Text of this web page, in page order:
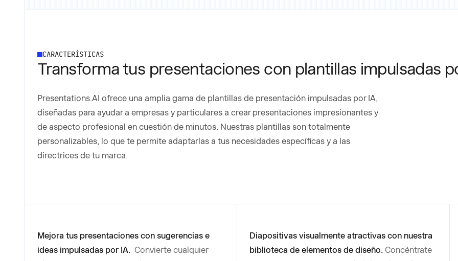
CARACTERÍSTICAS
Transforma tus presentaciones con plantillas impulsadas
Presentations.AI ofrece una amplia gama de plantillas de presentación impulsadas por IA,
diseñadas para ayudar a empresas y particulares a crear presentaciones impresionantes y
de aspecto profesional en cuestión de minutos. Nuestras plantillas son totalmente
personalizables, lo que te permite adaptarlas a tus necesidades específicas y a las
directrices de tu marca.
Mejora tus presentaciones con sugerencias e
ideas impulsadas por IA. Convierte cualquier
Diapositivas visualmente atractivas con nuestra
biblioteca de elementos de diseño. Concéntrate